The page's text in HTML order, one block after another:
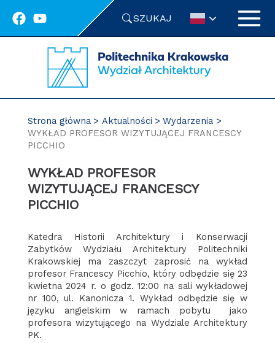
SZUKAJ
Strona główna Aktualności
Wydarzenia
WYKŁAD PROFESOR WIZYTUJĄCEJ FRANCESCY
PICCHIO
WYKŁAD PROFESOR
WIZYTUJĄCEJ FRANCESCY
PICCHIO
Katedra Historii Architektury i Konserwacji
Zabytków Wydziału Architektury Politechniki
Krakowskiej ma zaszczyt zaprosić na wykład
profesor Francescy Picchio, który odbędzie się 23
kwietna 2024 r. o godz. 12:00 na sali wykładowej
nr 100, ul. Kanonicza 1. Wykład odbędzie się w
języku angielskim w ramach pobytu jako
profesora wizytującego na Wydziale Architektury
PK.